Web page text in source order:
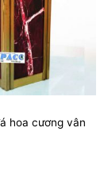
hoa cương vân